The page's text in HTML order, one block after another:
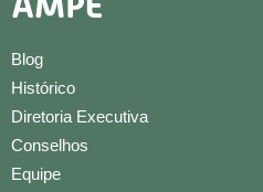
Blog
Histórico
Diretoria Executiva
Conselhos
Equipe